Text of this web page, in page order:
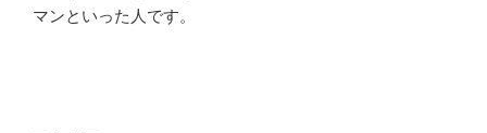
マンといった人です。